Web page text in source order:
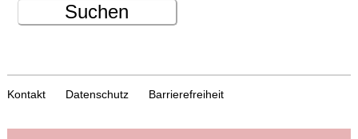
Suchen
Kontakt Datenschutz Barrierefreiheit